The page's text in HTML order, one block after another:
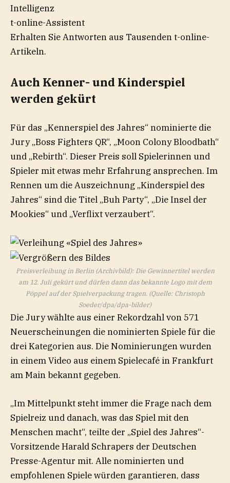
t-online-Assistent
Erhalten Sie Antworten aus Tausenden t-online-
Artikeln.
Auch Kenner- und Kinderspiel
werden gekürt
Für das „Kennerspiel des Jahres“ nominierte die
Jury „Boss Fighters QR“, „Moon Colony Bloodbath“
und „Rebirth“. Dieser Preis soll Spielerinnen und
Spieler mit etwas mehr Erfahrung ansprechen. Im
Rennen um die Auszeichnung „Kinderspiel des
Jahres“ sind die Titel „Buh Party“, „Die Insel der
Mookies“ und „Verflixt verzaubert“.
Preisverleihung in Berlin (Archivbild): Die Gewinnertitel werden
am 12. Juli gekürt und dürfen dann das bekannte Logo mit dem
Pöppel auf der Spielverpackung tragen. (Quelle: Christoph
Soeder/dpa/dpa-bilder)
Die Jury wählte aus einer Rekordzahl von 571
Neuerscheinungen die nominierten Spiele für die
drei Kategorien aus. Die Nominierungen wurden
in einem Video aus einem Spielecafé in Frankfurt
am Main bekannt gegeben.
„Im Mittelpunkt steht immer die Frage nach dem
Spielreiz und danach, was das Spiel mit den
Menschen macht“, teilte der „Spiel des Jahres“-
Vorsitzende Harald Schrapers der Deutschen
Presse-Agentur mit. Alle nominierten und
empfohlenen Spiele würden garantieren, dass